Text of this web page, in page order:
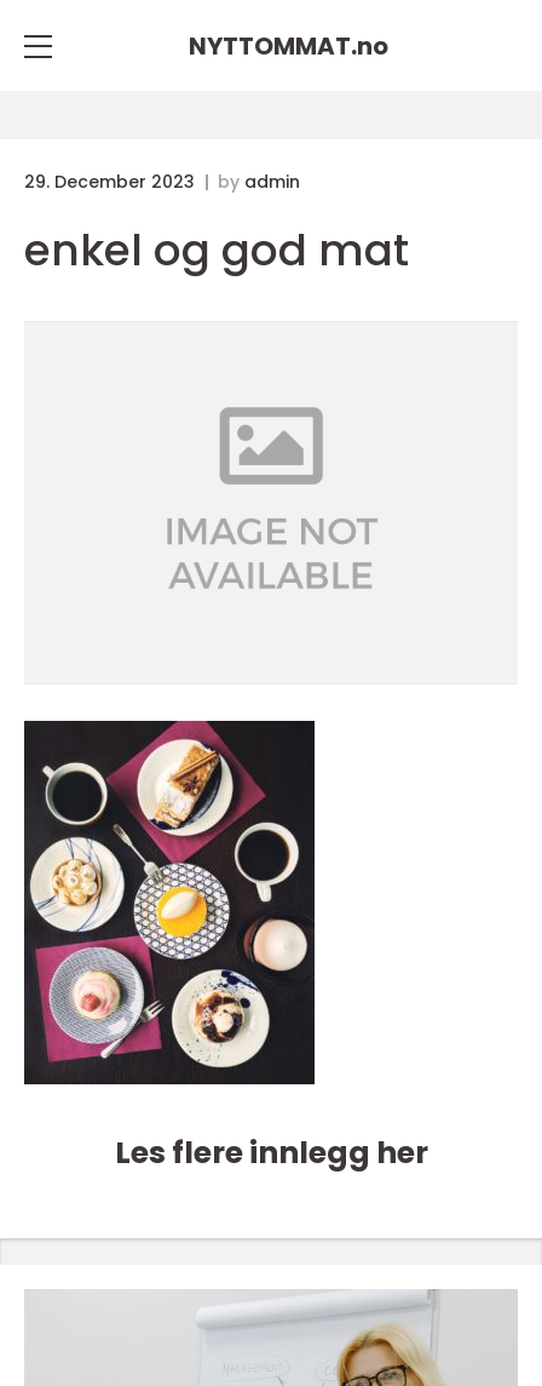
NYTTOMMAT.no
29. December 2023 by admin
enkel og god mat
Les flere innlegg her